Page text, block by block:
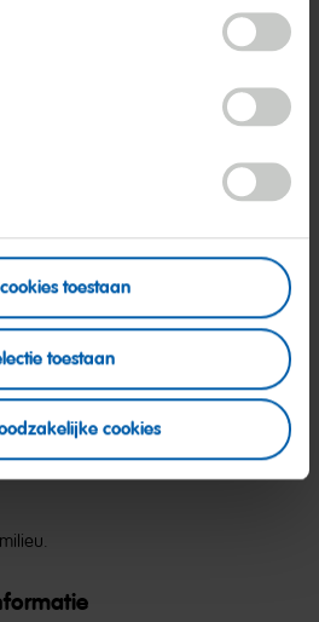
toestaan
toestaan
cookies